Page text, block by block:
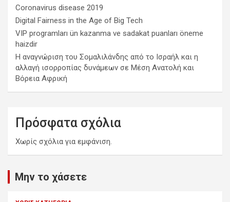
Coronavirus disease 2019
Digital Fairness in the Age of Big Tech
VIP programları ün kazanma ve sadakat puanları öneme
haizdir
Η αναγνώριση του Σομαλιλάνδης από το Ισραήλ και η
αλλαγή ισορροπίας δυνάμεων σε Μέση Ανατολή και
Βόρεια Αφρική
Πρόσφατα σχόλια
Χωρίς σχόλια για εμφάνιση.
Μην το χάσετε